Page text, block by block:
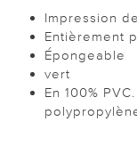
Impression
Entièrement
Épongeable
vert
En 100%